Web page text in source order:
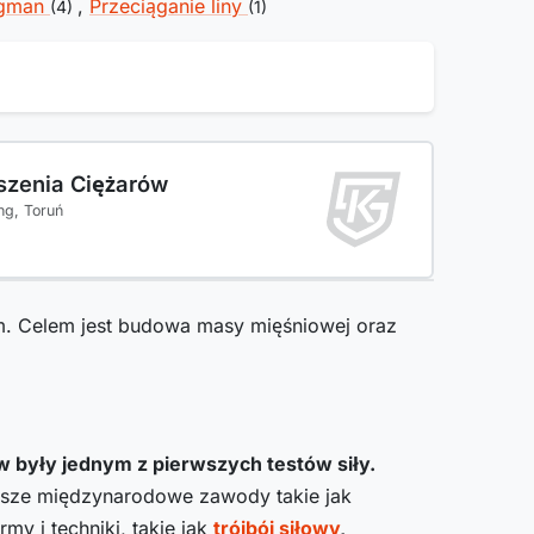
(4) , Przeciąganie liny (1)
Ciężarów
Toruń
jest budowa masy mięśniowej oraz
były jednym z pierwszych testów siły.
międzynarodowe zawody takie jak
i techniki, takie jak trójbój siłowy,